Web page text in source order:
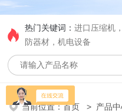
热门关键词：进口压缩机
防器材，机电设备
当前位置：首页 > 产品